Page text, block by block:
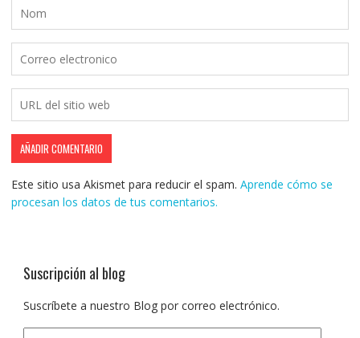
Este sitio usa Akismet para reducir el spam. Aprende cómo se
procesan los datos de tus comentarios.
Suscripción al blog
Suscríbete a nuestro Blog por correo electrónico.